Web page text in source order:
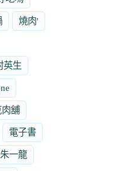
燒肉'
英生
舖
電子書
朱一龍